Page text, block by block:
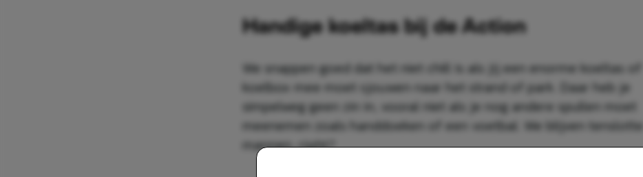
Handige koeltas bij de Action
We snappen goed dat het niet chill is als jij een enorme koeltas of
koelbox mee moet sjouwen naar het strand of park. Daar heb je
simpelweg geen zin in, vooral niet als je nog andere spullen moet
meenemen zoals handdoeken of een voetbal. We blijven tenslotte
mannen,right?